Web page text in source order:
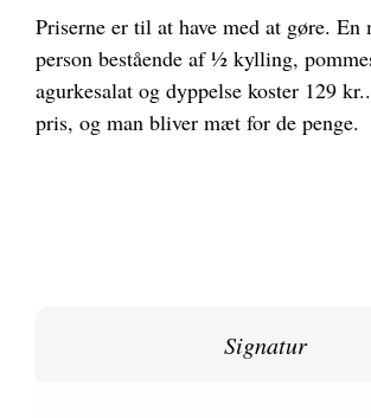
Priserne er til at have med at gøre. En
person bestående af ½ kylling,
agurkesalat og dyppelse koster 129
pris, og man bliver mæt for de penge.
Signatur